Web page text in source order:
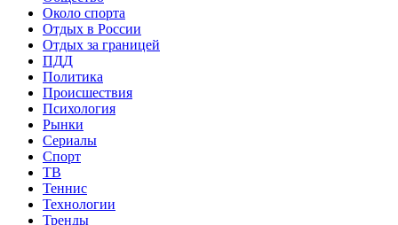
Около спорта
Отдых в России
Отдых за границей
ПДД
Политика
Происшествия
Психология
Рынки
Сериалы
Спорт
ТВ
Теннис
Технологии
Тренды